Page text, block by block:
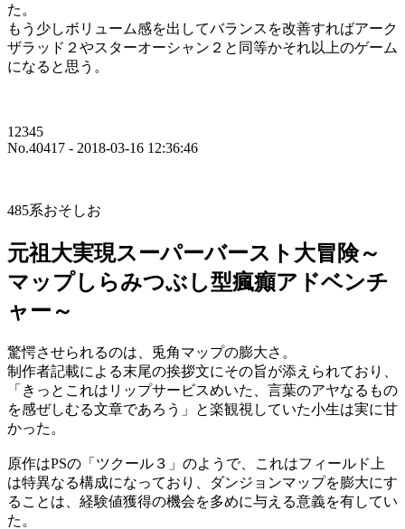
た。
もう少しボリューム感を出してバランスを改善すればアーク
ザラッド２やスターオーシャン２と同等かそれ以上のゲーム
になると思う。
12345
No.40417 - 2018-03-16 12:36:46
485系おそしお
元祖大実現スーパーバースト大冒険～
マップしらみつぶし型瘋癲アドベンチ
ャー～
驚愕させられるのは、兎角マップの膨大さ。
制作者記載による末尾の挨拶文にその旨が添えられており、
「きっとこれはリップサービスめいた、言葉のアヤなるもの
を感ぜしむる文章であろう」と楽観視していた小生は実に甘
かった。
原作はPSの「ツクール３」のようで、これはフィールド上
は特異なる構成になっており、ダンジョンマップを膨大にす
ることは、経験値獲得の機会を多めに与える意義を有してい
た。